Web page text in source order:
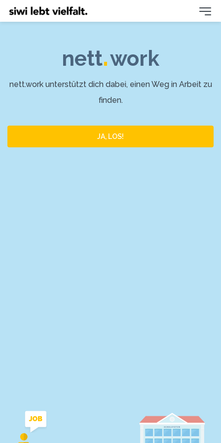
nett.work
nett.work unterstützt dich dabei, einen Weg in Arbeit zu
finden.
JA, LOS!